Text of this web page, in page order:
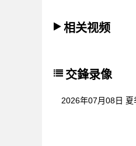
相关视频
交鋒录像
2026年07月08日